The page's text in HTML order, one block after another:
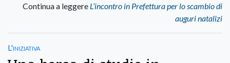
Continua a leggere L’incontro in Prefettura per lo scambio di
auguri natalizi
L'iniziativa